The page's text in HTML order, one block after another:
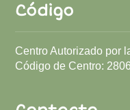
Código
Centro Autorizado por
Código de Centro: